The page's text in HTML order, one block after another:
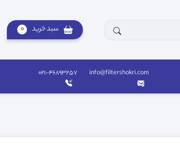
سبد خرید 0
info@filtershokri.com
021-46893257